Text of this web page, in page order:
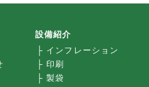
設備紹介
├ インフレーション
├ 印刷
├ 製袋